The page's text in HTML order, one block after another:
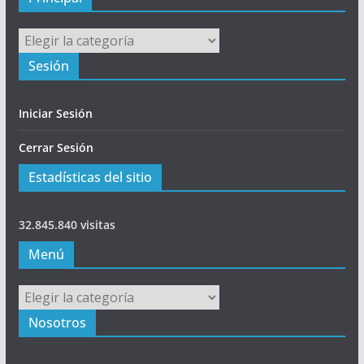
Principal
Sesión
Iniciar Sesión
Cerrar Sesión
Estadísticas del sitio
32.845.840 visitas
Menú
Menú
Nosotros